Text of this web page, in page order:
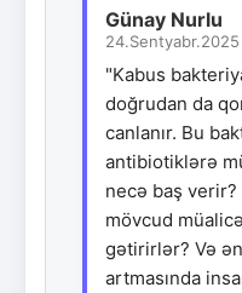
Günay Nurlu
24.Sentyabr.2025
"Kabus
doğrudan da
canlanır. Bu
antibiotiklərə
necə baş verir?
mövcud
gətirirlər? Və
artmasında